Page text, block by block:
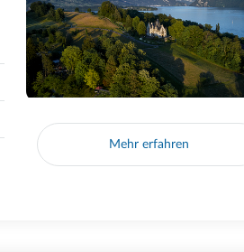
Mehr erfahren